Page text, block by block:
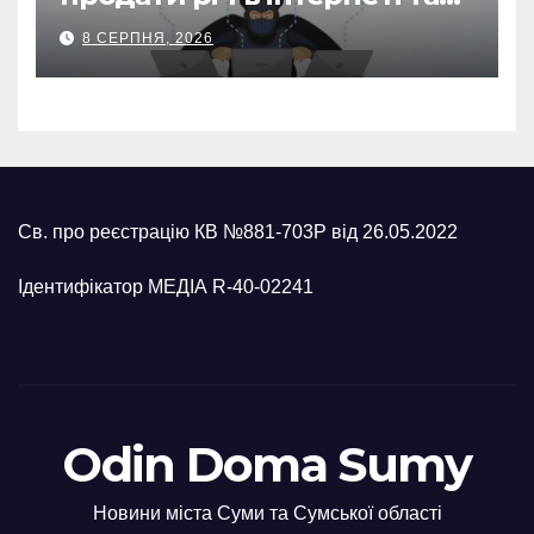
втратив 39,2 тис. грн з
карток матері
8 СЕРПНЯ, 2026
Св. про реєстрацію КВ №881-703Р від 26.05.2022
Ідентифікатор МЕДІА R-40-02241
Odin Doma Sumy
Новини міста Суми та Сумської області